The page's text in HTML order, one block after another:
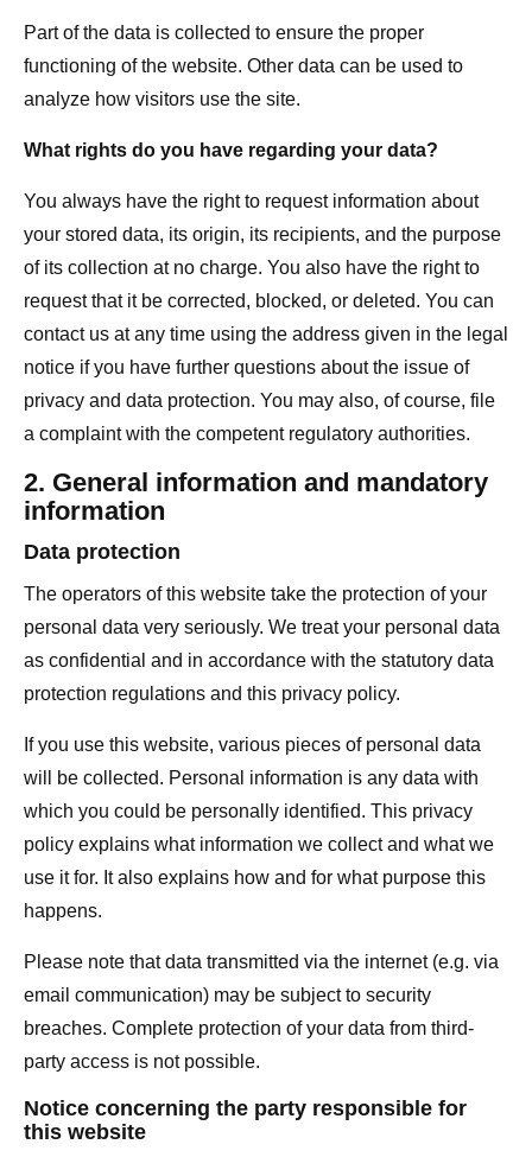
Part of the data is collected to ensure the proper
functioning of the website. Other data can be used to
analyze how visitors use the site.
What rights do you have regarding your data?
You always have the right to request information about
your stored data, its origin, its recipients, and the purpose
of its collection at no charge. You also have the right to
request that it be corrected, blocked, or deleted. You can
contact us at any time using the address given in the legal
notice if you have further questions about the issue of
privacy and data protection. You may also, of course, file
a complaint with the competent regulatory authorities.
2. General information and mandatory
information
Data protection
The operators of this website take the protection of your
personal data very seriously. We treat your personal data
as confidential and in accordance with the statutory data
protection regulations and this privacy policy.
If you use this website, various pieces of personal data
will be collected. Personal information is any data with
which you could be personally identified. This privacy
policy explains what information we collect and what we
use it for. It also explains how and for what purpose this
happens.
Please note that data transmitted via the internet (e.g. via
email communication) may be subject to security
breaches. Complete protection of your data from third-
party access is not possible.
Notice concerning the party responsible for
this website